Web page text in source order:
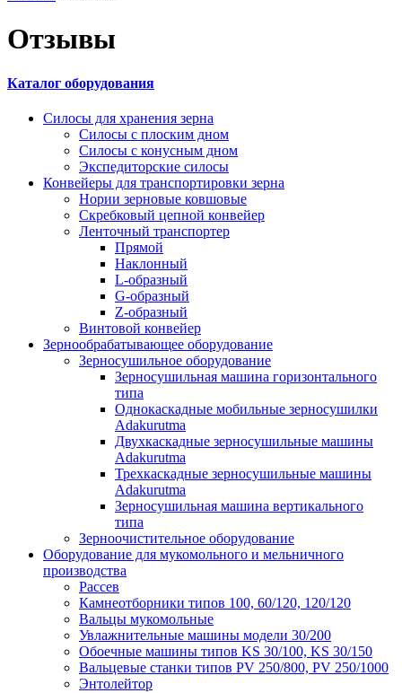
Отзывы
Каталог оборудования
Силосы для хранения зерна
Силосы с плоским дном
Силосы с конусным дном
Экспедиторские силосы
Конвейеры для транспортировки зерна
Нории зерновые ковшовые
Скребковый цепной конвейер
Ленточный транспортер
Прямой
Наклонный
L-образный
G-образный
Z-образный
Винтовой конвейер
Зернообрабатывающее оборудование
Зерносушильное оборудование
Зерносушильная машина горизонтального
типа
Однокаскадные мобильные зерносушилки
Adakurutma
Двухкаскадные зерносушильные машины
Adakurutma
Трехкаскадные зерносушильные машины
Adakurutma
Зерносушильная машина вертикального
типа
Зерноочистительное оборудование
Оборудование для мукомольного и мельничного
производства
Рассев
Камнеотборники типов 100, 60/120, 120/120
Вальцы мукомольные
Увлажнительные машины модели 30/200
Обоечные машины типов KS 30/100, KS 30/150
Вальцевые станки типов PV 250/800, PV 250/1000
Энтолейтор